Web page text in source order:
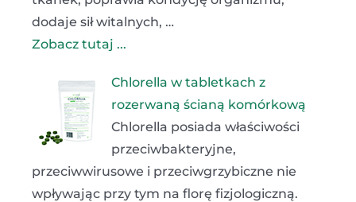
dodaje sił witalnych, …
Zobacz tutaj ...
Chlorella w tabletkach z
rozerwaną ścianą komórkową
Chlorella posiada właściwości
przeciwbakteryjne,
przeciwwirusowe i przeciwgrzybiczne nie
wpływając przy tym na florę fizjologiczną.